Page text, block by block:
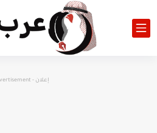
إعلان - Advertisement